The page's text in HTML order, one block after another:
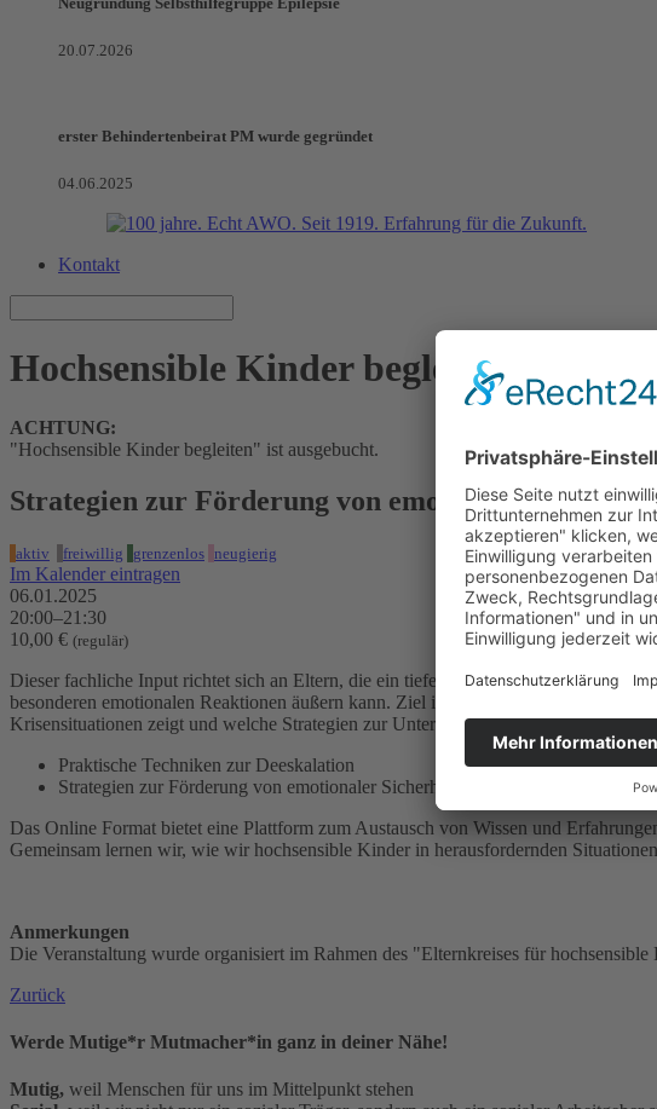
Neugründung Selbsthilfegruppe Epilepsie
20.07.2026
erster Behindertenbeirat PM wurde gegründet
04.06.2025
Kontakt
Hochsensible Kinder begleiten
ACHTUNG:
"Hochsensible Kinder begleiten" ist ausgebucht.
Strategien zur Förderung von emotionaler
aktiv freiwillig grenzenlos neugierig
Im Kalender eintragen
06.01.2025
20:00–21:30
10,00 € (regulär)
Dieser fachliche Input richtet sich an Eltern, die ein tieferes Verständnis für
besonderen emotionalen Reaktionen äußern kann. Ziel ist es den Teilnehmern
Krisensituationen zeigt und welche Strategien zur Unterstützung und Begleitung in
Praktische Techniken zur Deeskalation
Strategien zur Förderung von emotionaler Sicherheit und Stabilität
Das Online Format bietet eine Plattform zum Austausch von Wissen und
Gemeinsam lernen wir, wie wir hochsensible Kinder in herausfordernden
Anmerkungen
Die Veranstaltung wurde organisiert im Rahmen des "Elternkreises für
Zurück
Werde Mutige*r Mutmacher*in ganz in deiner Nähe!
Mutig, weil Menschen für uns im Mittelpunkt stehen